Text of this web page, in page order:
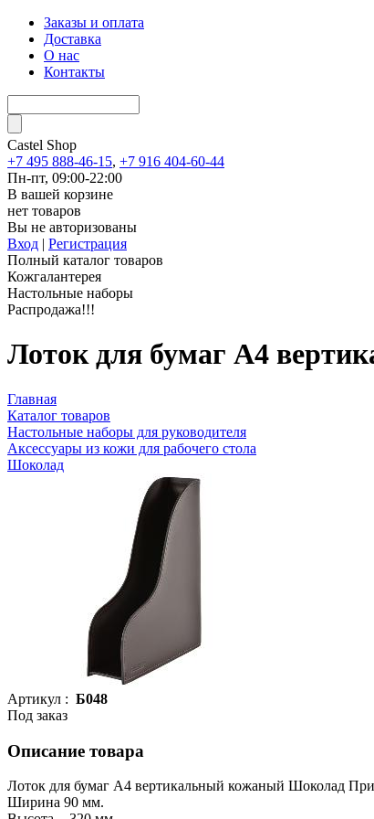
Заказы и оплата
Доставка
О нас
Контакты
Castel Shop
+7 495 888-46-15, +7 916 404-60-44
Пн-пт, 09:00-22:00
В вашей корзине
нет товаров
Вы не авторизованы
Вход | Регистрация
Полный каталог товаров
Кожгалантерея
Настольные наборы
Распродажа!!!
Лоток для бумаг А4
Главная
Каталог товаров
Настольные наборы для руководителя
Аксессуары из кожи для рабочего стола
Шоколад
Артикул : Б048
Под заказ
Описание товара
Лоток для бумаг А4 вертикальный кожаный Шоколад
Ширина 90 мм.